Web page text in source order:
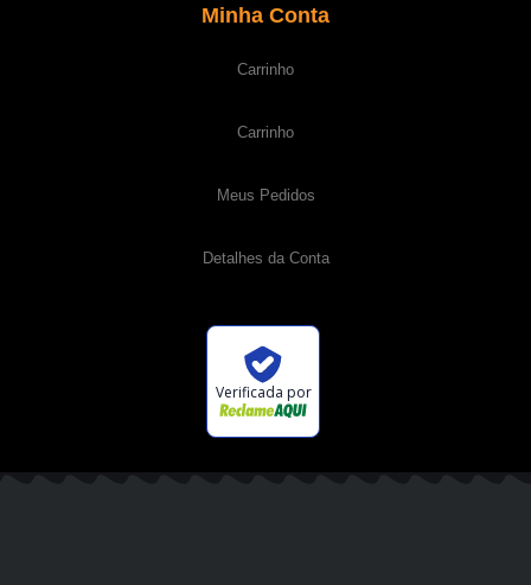
Minha Conta
Carrinho
Carrinho
Meus Pedidos
Detalhes da Conta
Verificada por